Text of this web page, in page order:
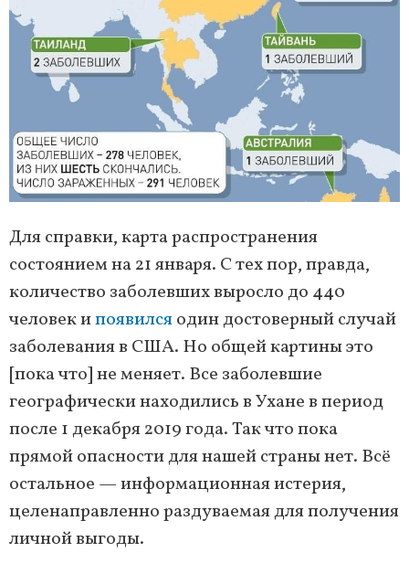
Для справки, карта распространения
состоянием на 21 января. С тех пор, правда,
количество заболевших выросло до 440
человек ипоявилсяодин достоверный случай
заболевания в США. Но общей картины это
[пока что] не меняет. Все заболевшие
географически находились в Ухане в период
после 1 декабря 2019 года. Так что пока
прямой опасности для нашей страны нет. Всё
остальное — информационная истерия,
целенаправленно раздуваемая для получения
личной выгоды.